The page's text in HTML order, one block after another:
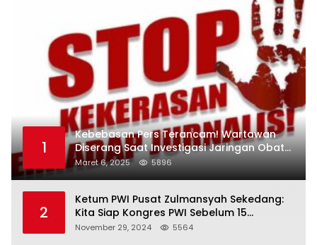
1
Kebebasan Pers Terancam! Wartawan
Diserang Saat Investigasi Jaringan Obat
Terlarang
Maret 6, 2025 5896
2
Ketum PWI Pusat Zulmansyah Sekedang:
Kita Siap Kongres PWI Sebelum 15
Desember 2024
November 29, 2024 5564